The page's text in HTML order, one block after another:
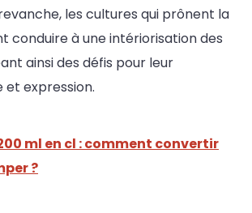
les cultures qui prônent la
conduire à une intériorisation des
ainsi des défis pour leur
et expression.
ml en cl : comment convertir
?